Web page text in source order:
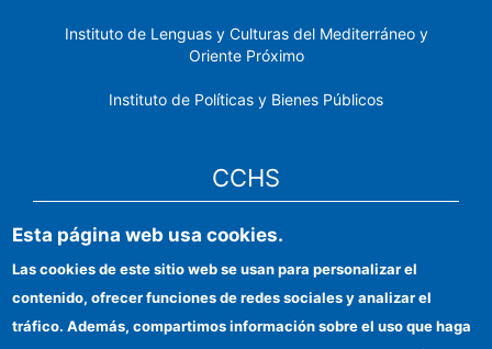
Instituto de Lenguas y Culturas del Mediterráneo y
Oriente Próximo
Instituto de Políticas y Bienes Públicos
CCHS
Sede electrónica CSIC
Identidad institucional
Información para proveedores
Esta página web usa cookies.
Las cookies de este sitio web se usan para personalizar el
contenido, ofrecer funciones de redes sociales y analizar el
tráfico. Además, compartimos información sobre el uso que haga